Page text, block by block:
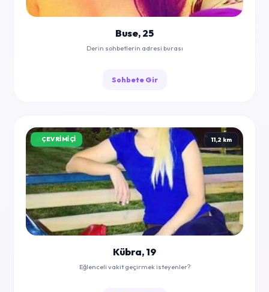
Buse, 25
Derin sohbetlerin adresi burası
Sohbete Gir
ÇEVRIMIÇI 11,2 km
Kübra, 19
Eğlenceli vakit geçirmek isteyenler?